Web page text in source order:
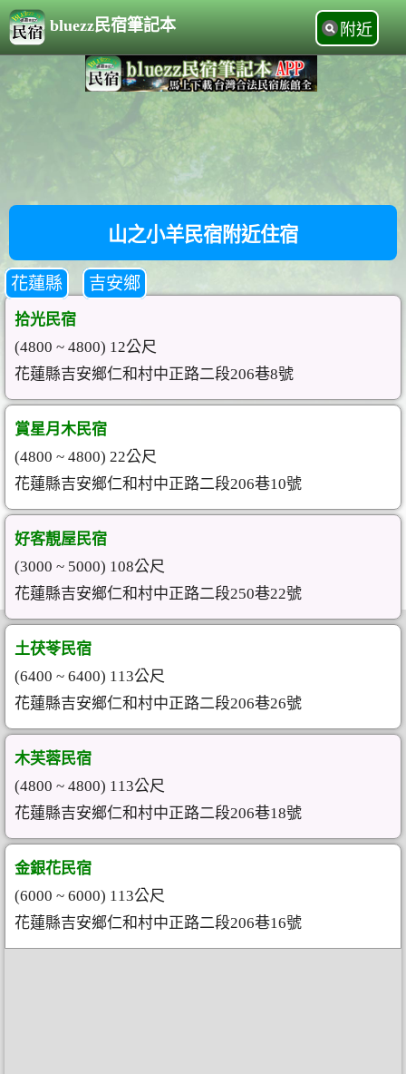
bluezz民宿筆記本 附近
山之小羊民宿附近住宿
花蓮縣 吉安鄉
拾光民宿
(4800 ~ 4800) 12公尺
花蓮縣吉安鄉仁和村中正路二段206巷8號
賞星月木民宿
(4800 ~ 4800) 22公尺
花蓮縣吉安鄉仁和村中正路二段206巷10號
好客靚屋民宿
(3000 ~ 5000) 108公尺
花蓮縣吉安鄉仁和村中正路二段250巷22號
土茯苓民宿
(6400 ~ 6400) 113公尺
花蓮縣吉安鄉仁和村中正路二段206巷26號
木芙蓉民宿
(4800 ~ 4800) 113公尺
花蓮縣吉安鄉仁和村中正路二段206巷18號
金銀花民宿
(6000 ~ 6000) 113公尺
花蓮縣吉安鄉仁和村中正路二段206巷16號